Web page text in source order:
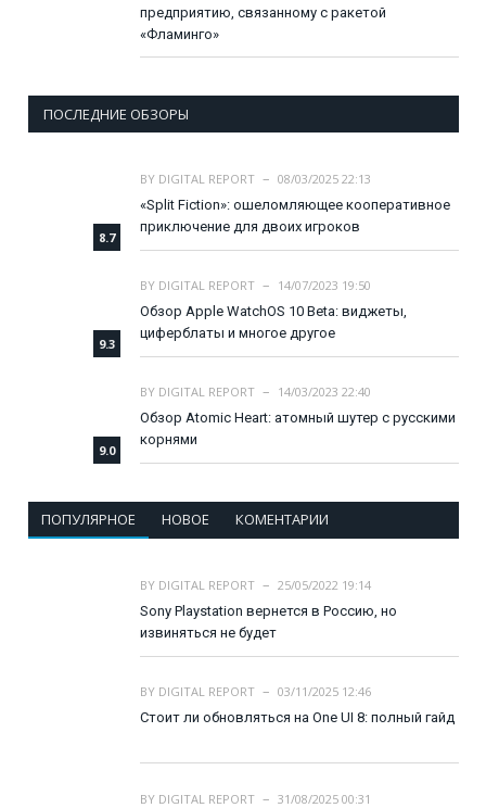
предприятию, связанному с ракетой
«Фламинго»
ПОСЛЕДНИЕ ОБЗОРЫ
8.7
BY DIGITAL REPORT
08/03/2025 22:13
«Split Fiction»: ошеломляющее кооперативное
приключение для двоих игроков
9.3
BY DIGITAL REPORT
14/07/2023 19:50
Обзор Apple WatchOS 10 Beta: виджеты,
циферблаты и многое другое
9.0
BY DIGITAL REPORT
14/03/2023 22:40
Обзор Atomic Heart: атомный шутер с русскими
корнями
ПОПУЛЯРНОЕ НОВОЕ КОМЕНТАРИИ
BY DIGITAL REPORT
25/05/2022 19:14
Sony Playstation вернется в Россию, но
извиняться не будет
BY DIGITAL REPORT
03/11/2025 12:46
Стоит ли обновляться на One UI 8: полный гайд
BY DIGITAL REPORT
31/08/2025 00:31